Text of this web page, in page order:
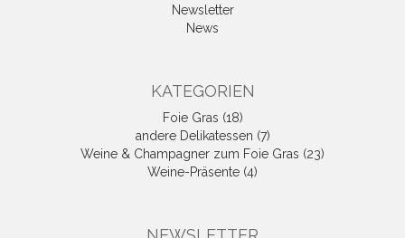
Newsletter
News
KATEGORIEN
Foie Gras (18)
andere Delikatessen (7)
Weine & Champagner zum Foie Gras (23)
Weine-Präsente (4)